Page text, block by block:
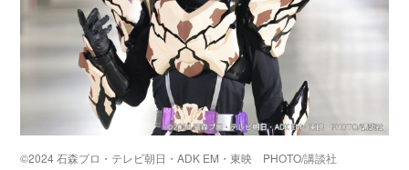
©2024 石森プロ・テレビ朝日・ADK EM・東映 PHOTO/講談社